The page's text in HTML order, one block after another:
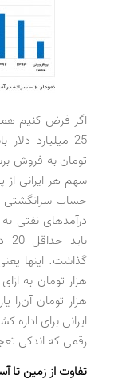
اگر فرض کنیم
درآمدهای نفتی
هزار تومان آن‌را
رقمی که اندکی
تفاوت از زمین تا